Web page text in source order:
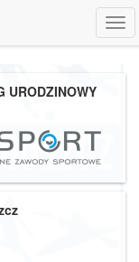
URODZINOWY